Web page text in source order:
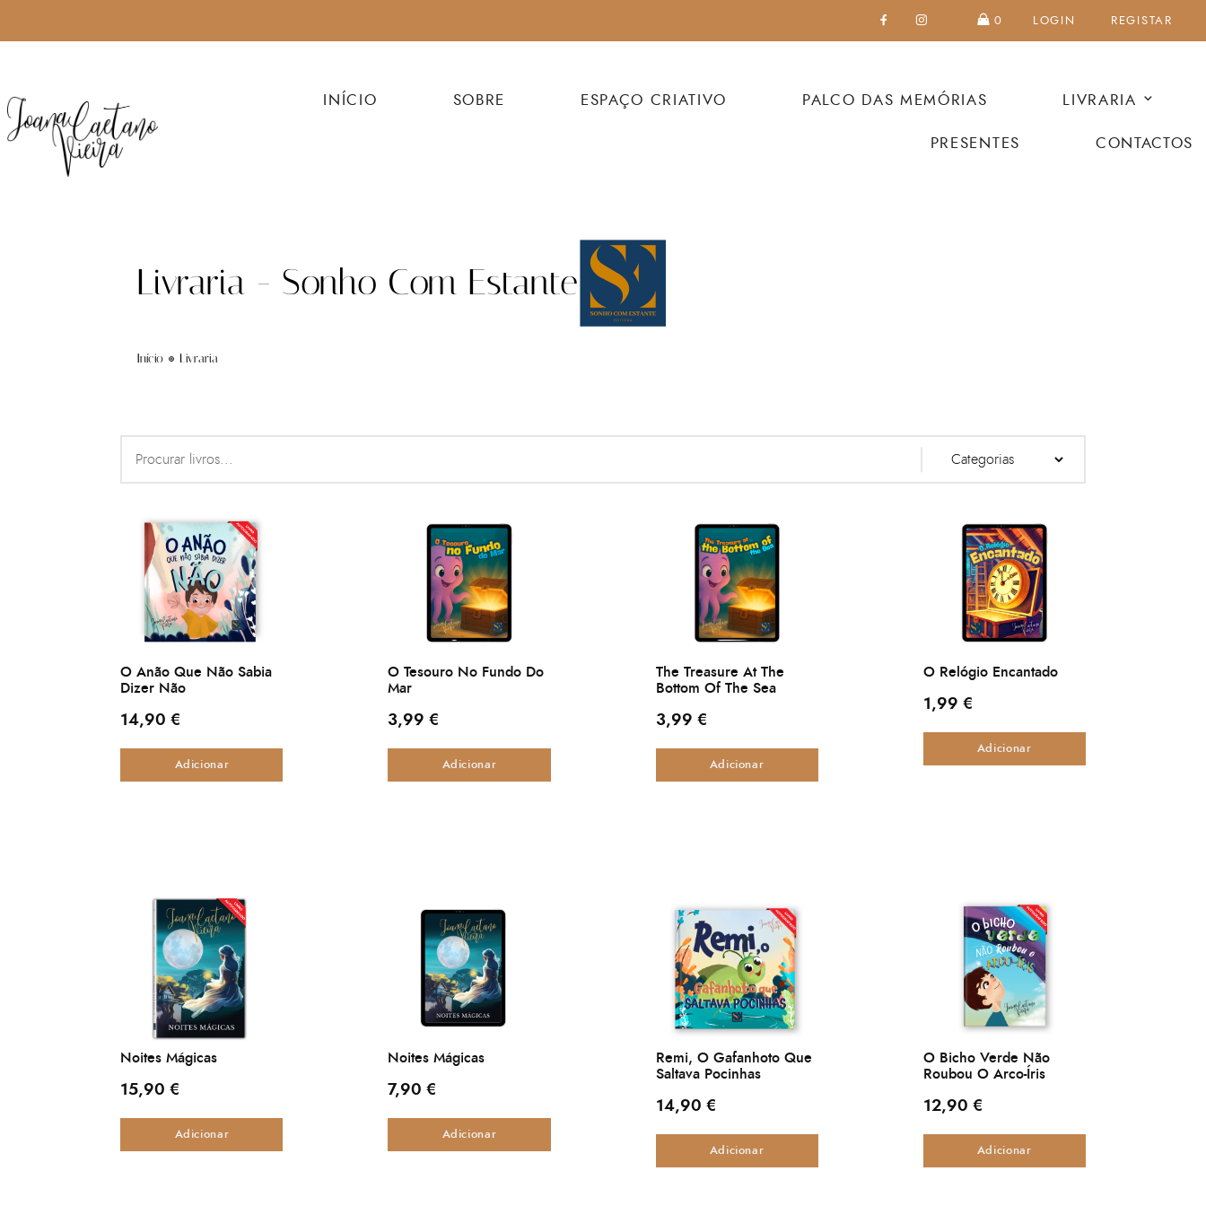
0 LOGIN REGISTAR
INÍCIO SOBRE ESPAÇO CRIATIVO PALCO DAS MEMÓRIAS LIVRARIA
PRESENTES CONTACTOS
Livraria - Sonho Com Estante
Início Livraria
O Anão Que Não Sabia
Dizer Não
14,90€
Adicionar
O Tesouro No Fundo Do
Mar
3,99€
Adicionar
The Treasure At The
Bottom Of The Sea
3,99 €
Adicionar
O Relógio Encantado
1,99 €
Adicionar
Noites Mágicas
15,90€
Adicionar
Noites Mágicas
7,90€
Adicionar
Remi, O Gafanhoto Que
Saltava Pocinhas
14,90 €
Adicionar
O Bicho Verde Não
Roubou O Arco-Íris
12,90 €
Adicionar